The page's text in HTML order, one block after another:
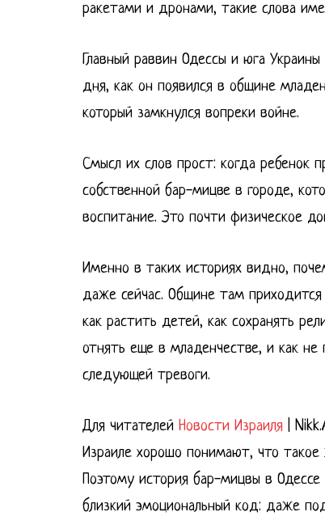
ракетами и дронами, такие слова
Главный раввин Одессы и юга
дня, как он появился в общине
который замкнулся вопреки войне.
Смысл их слов прост: когда
собственной бар-мицве в городе,
воспитание. Это почти физическое
Именно в таких историях видно,
даже сейчас. Общине там
как растить детей, как сохранять
отнять еще в младенчестве, и как
следующей тревоги.
Для читателей Новости Израиля |
Израиле хорошо понимают, что
Поэтому история бар-мицвы в Одессе
близкий эмоциональный код: даже